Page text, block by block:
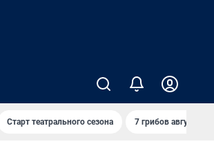
Старт театрального сезона 7 грибов августа